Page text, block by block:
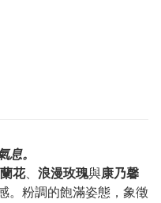
息。
花、 浪漫玫瑰與康乃馨
。粉調的飽滿姿態，象徵